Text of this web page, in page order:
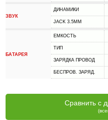
ЗВУК
ДИНАМИКИ
JACK 3.5MM
БАТАРЕЯ
ЕМКОСТЬ
ТИП
ЗАРЯДКА ПРОВОД
БЕСПРОВ. ЗАРЯД.
Сравнить с